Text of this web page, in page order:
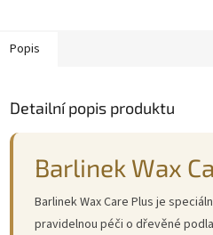
Popis
Detailní popis produktu
Barlinek Wax
Barlinek Wax Care Plus je
pravidelnou péči o dřevěné